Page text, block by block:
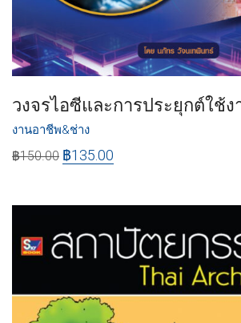
วงจรไอซีและการประยุกต์ใช้ง
งานอาชีพ&ช่าง
฿150.00 ฿135.00